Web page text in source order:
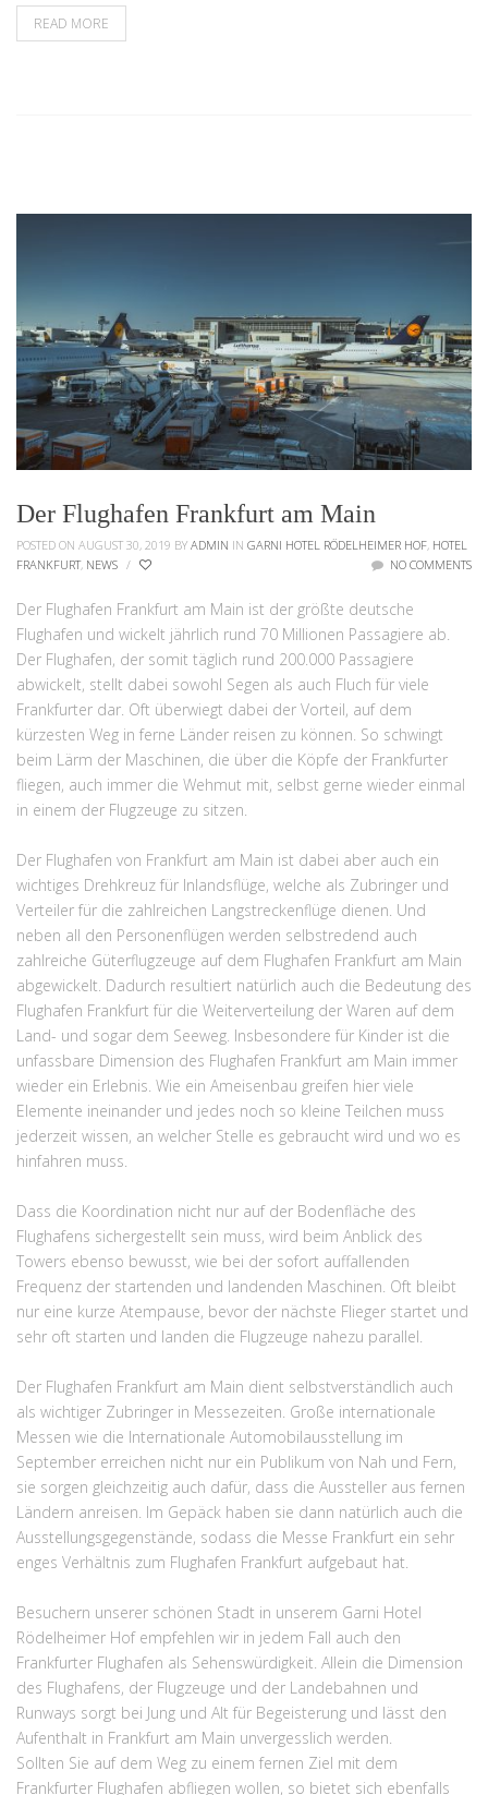
READ MORE
Der Flughafen Frankfurt am Main
POSTED ON AUGUST 30, 2019 BY ADMIN IN GARNI HOTEL RÖDELHEIMER HOF, HOTEL
FRANKFURT, NEWS / NO COMMENTS
Der Flughafen Frankfurt am Main ist der größte deutsche
Flughafen und wickelt jährlich rund 70 Millionen Passagiere ab.
Der Flughafen, der somit täglich rund 200.000 Passagiere
abwickelt, stellt dabei sowohl Segen als auch Fluch für viele
Frankfurter dar. Oft überwiegt dabei der Vorteil, auf dem
kürzesten Weg in ferne Länder reisen zu können. So schwingt
beim Lärm der Maschinen, die über die Köpfe der Frankfurter
fliegen, auch immer die Wehmut mit, selbst gerne wieder einmal
in einem der Flugzeuge zu sitzen.
Der Flughafen von Frankfurt am Main ist dabei aber auch ein
wichtiges Drehkreuz für Inlandsflüge, welche als Zubringer und
Verteiler für die zahlreichen Langstreckenflüge dienen. Und
neben all den Personenflügen werden selbstredend auch
zahlreiche Güterflugzeuge auf dem Flughafen Frankfurt am Main
abgewickelt. Dadurch resultiert natürlich auch die Bedeutung des
Flughafen Frankfurt für die Weiterverteilung der Waren auf dem
Land- und sogar dem Seeweg. Insbesondere für Kinder ist die
unfassbare Dimension des Flughafen Frankfurt am Main immer
wieder ein Erlebnis. Wie ein Ameisenbau greifen hier viele
Elemente ineinander und jedes noch so kleine Teilchen muss
jederzeit wissen, an welcher Stelle es gebraucht wird und wo es
hinfahren muss.
Dass die Koordination nicht nur auf der Bodenfläche des
Flughafens sichergestellt sein muss, wird beim Anblick des
Towers ebenso bewusst, wie bei der sofort auffallenden
Frequenz der startenden und landenden Maschinen. Oft bleibt
nur eine kurze Atempause, bevor der nächste Flieger startet und
sehr oft starten und landen die Flugzeuge nahezu parallel.
Der Flughafen Frankfurt am Main dient selbstverständlich auch
als wichtiger Zubringer in Messezeiten. Große internationale
Messen wie die Internationale Automobilausstellung im
September erreichen nicht nur ein Publikum von Nah und Fern,
sie sorgen gleichzeitig auch dafür, dass die Aussteller aus fernen
Ländern anreisen. Im Gepäck haben sie dann natürlich auch die
Ausstellungsgegenstände, sodass die Messe Frankfurt ein sehr
enges Verhältnis zum Flughafen Frankfurt aufgebaut hat.
Besuchern unserer schönen Stadt in unserem Garni Hotel
Rödelheimer Hof empfehlen wir in jedem Fall auch den
Frankfurter Flughafen als Sehenswürdigkeit. Allein die Dimension
des Flughafens, der Flugzeuge und der Landebahnen und
Runways sorgt bei Jung und Alt für Begeisterung und lässt den
Aufenthalt in Frankfurt am Main unvergesslich werden.
Sollten Sie auf dem Weg zu einem fernen Ziel mit dem
Frankfurter Flughafen abfliegen wollen, so bietet sich ebenfalls